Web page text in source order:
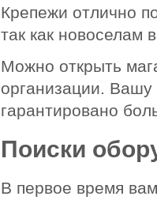
Крепежи отлично
так как новоселам
Можно открыть
организации. Вашу
гарантировано
Поиски
В первое время